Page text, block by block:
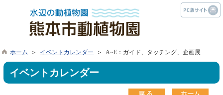
ホーム ＞ イベントカレンダー ＞ A~E：ガイド、タッチング、企画展
イベントカレンダー